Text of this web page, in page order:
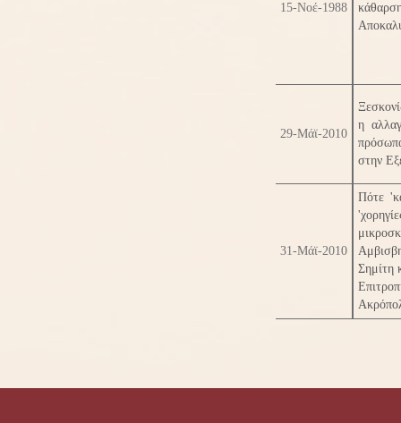
15-Νοέ-1988
29-Μάϊ-2010
η
στην
31-Μάϊ-2010
Πότε
Σημίτη